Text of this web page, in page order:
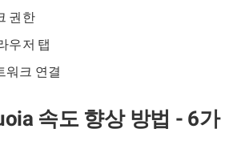
권한
우저 탭
워크 연결
속도 향상 방법 - 6가